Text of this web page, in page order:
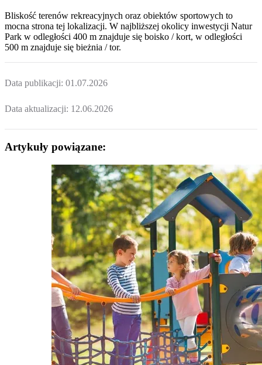
Bliskość terenów rekreacyjnych oraz obiektów sportowych to
mocna strona tej lokalizacji. W najbliższej okolicy inwestycji Natur
Park w odległości 400 m znajduje się boisko / kort, w odległości
500 m znajduje się bieżnia / tor.
Data publikacji: 01.07.2026
Data aktualizacji: 12.06.2026
Artykuły powiązane: